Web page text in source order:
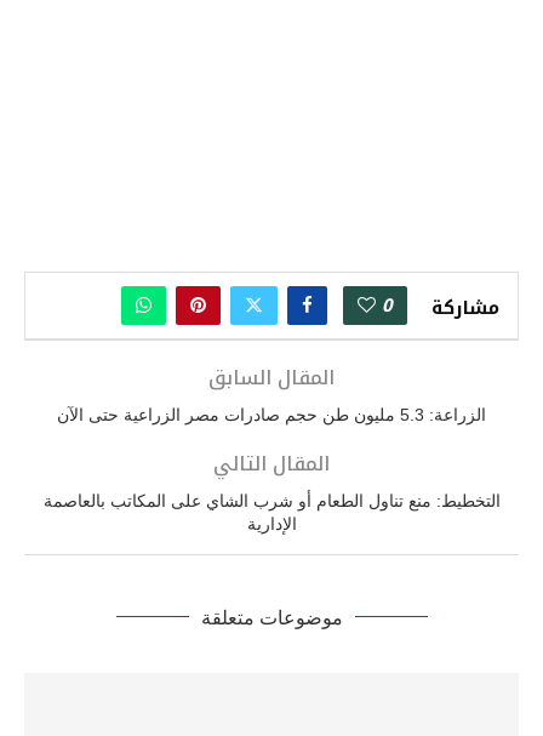
مشاركة 0
المقال السابق
الزراعة: 5.3 مليون طن حجم صادرات مصر الزراعية حتى الآن
المقال التالي
التخطيط: منع تناول الطعام أو شرب الشاي على المكاتب بالعاصمة
الإدارية
موضوعات متعلقة